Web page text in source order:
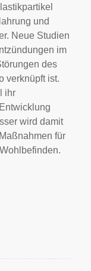
und
Neue Studien
im
des
verknüpft ist.
ihr
wird damit
für